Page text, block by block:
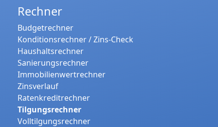
Rechner
Budgetrechner
Konditionsrechner / Zins-Check
Haushaltsrechner
Sanierungsrechner
Immobilienwertrechner
Zinsverlauf
Ratenkreditrechner
Tilgungsrechner
Volltilgungsrechner